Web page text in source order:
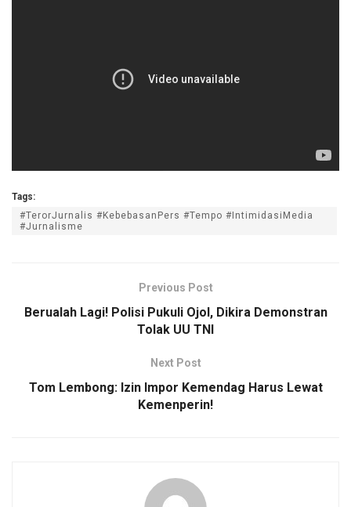
Tags:
#TerorJurnalis #KebebasanPers #Tempo #IntimidasiMedia
#Jurnalisme
Previous Post
Berualah Lagi! Polisi Pukuli Ojol, Dikira Demonstran
Tolak UU TNI
Next Post
Tom Lembong: Izin Impor Kemendag Harus Lewat
Kemenperin!